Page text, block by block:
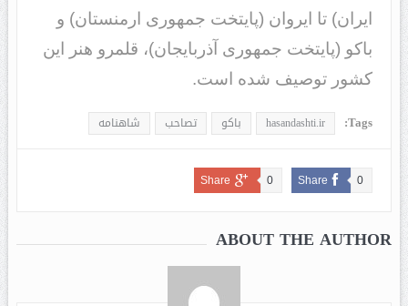
ایران) تا ایروان (پایتخت جمهوری ارمنستان) و
باکو (پایتخت جمهوری آذربایجان)، قلمرو هنر این
کشور توصیف شده است.
Tags:
hasandashti.ir باكو تصاحب شاهنامه
Share 0
Share 0
ABOUT THE AUTHOR